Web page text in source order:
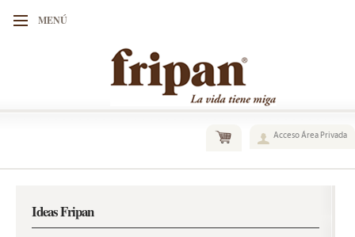
MENÚ
Acceso Área Privada
Ideas Fripan